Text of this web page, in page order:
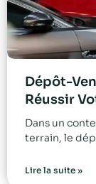
Dépôt-
Réussir
Dans un
terrain, le
Lire la suite »